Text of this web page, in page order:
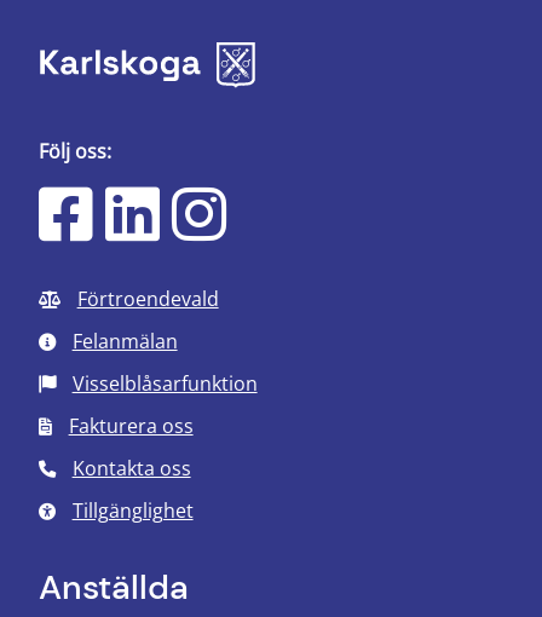
Följ oss:
Förtroendevald
Felanmälan
Visselblåsarfunktion
Fakturera oss
Kontakta oss
Tillgänglighet
Anställda